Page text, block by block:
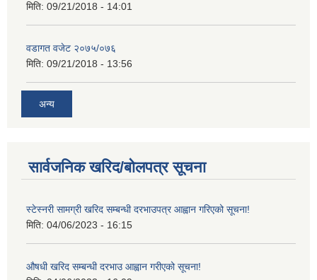
मिति: 09/21/2018 - 14:01
वडागत वजेट २०७५/०७६
मिति: 09/21/2018 - 13:56
अन्य
सार्वजनिक खरिद/बोलपत्र सूचना
स्टेस्नरी सामग्री खरिद सम्बन्धी दरभाउपत्र आह्वान गरिएको सूचना!
मिति: 04/06/2023 - 16:15
औषधी खरिद सम्बन्धी दरभाउ आह्वान गरीएको सूचना!